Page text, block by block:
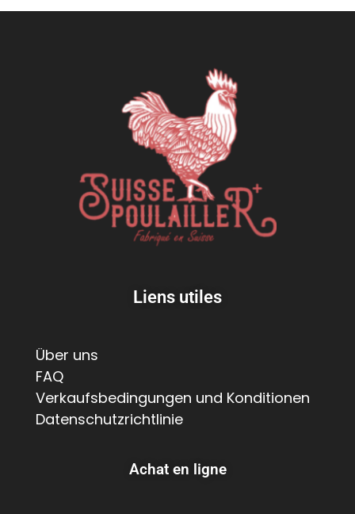
Liens utiles
Über uns
FAQ
Verkaufsbedingungen und Konditionen
Datenschutzrichtlinie
Achat en ligne